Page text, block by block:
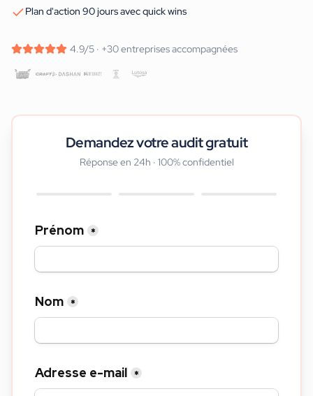
Plan d'action 90 jours avec quick wins
4.9/5 · +30 entreprises accompagnées
Demandez votre audit gratuit
Réponse en 24h · 100% confidentiel